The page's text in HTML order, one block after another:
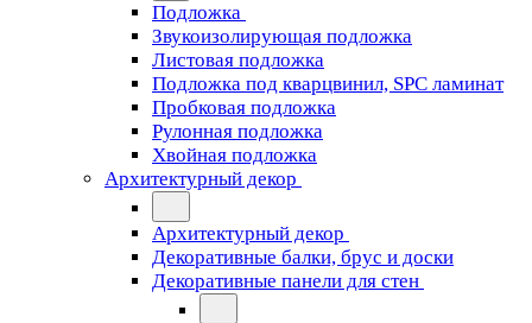
Подложка
Звукоизолирующая подложка
Листовая подложка
Подложка под кварцвинил, SPC ламинат
Пробковая подложка
Рулонная подложка
Хвойная подложка
Архитектурный декор
Архитектурный декор
Декоративные балки, брус и доски
Декоративные панели для стен